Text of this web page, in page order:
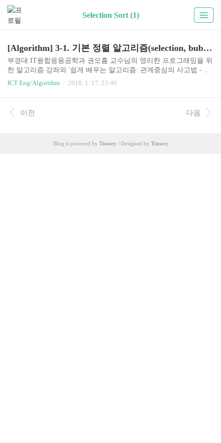
Selection Sort (1)
[Algorithm] 3-1. 기본 정렬 알고리즘(selection, bubble, insertion sort) with JAVA
부경대 IT융합응용공학과 권오흠 교수님의 영리한 프로그래밍을 위
한 알고리즘 강좌와 '쉽게 배우는 알고리즘: 관계중심의 사고법 - 문
병로'등을 통한 알고리즘 학습 강좌 링크3-1. 정렬simple, slowBubble
sortInsertion sortSelection sortfastQuick sortMerge sortHeap sortO(n)Rad
찾는다최대 원소와 맨 오른쪽 원소를 교환한다.맨 오른쪽 원소를 제
외한다.하나의 원소만 남을 때까지 위의 루프를 반복한다.pseudocod
ICT Eng/Algorithm 2018. 1. 17. 23:46
이전 다음
Blog is powered by Tistory / Designed by Tistory